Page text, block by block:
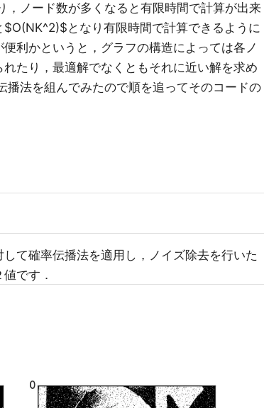
ノード数が多くなると有限時間で計算が出来
となり有限時間で計算できるように
利かというと，グラフの構造によっては各ノ
たり，最適解でなくともそれに近い解を求め
法を組んでみたので順を追ってそのコードの
て確率伝播法を適用し，ノイズ除去を行いた
です．